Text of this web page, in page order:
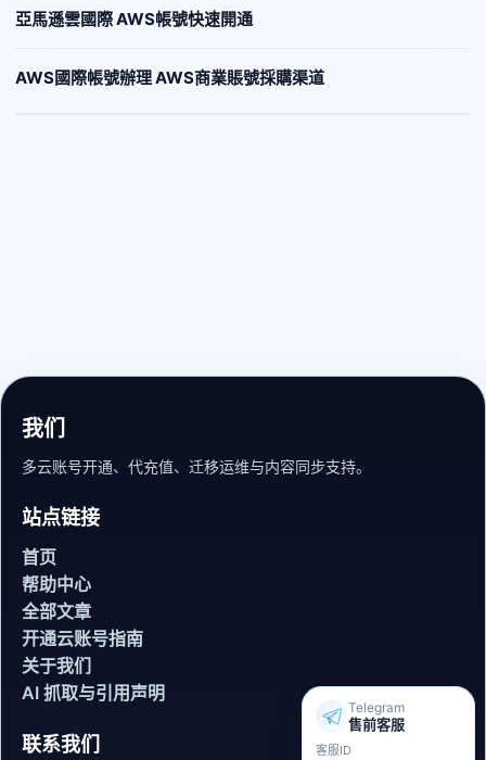
亞馬遜雲國際 AWS帳號快速開通
AWS國際帳號辦理 AWS商業賬號採購渠道
我们
多云账号开通、代充值、迁移运维与内容同步支持。
站点链接
首页
帮助中心
全部文章
开通云账号指南
关于我们
AI 抓取与引用声明
联系我们
Telegram
售前客服
客服ID